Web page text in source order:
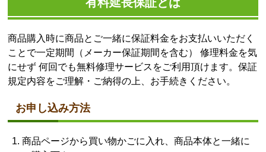
商品購入時に商品とご一緒に保証料金をお支払いいただく
ことで一定期間（メーカー保証期間を含む） 修理料金を気
にせず 何回でも無料修理サービスをご利用頂けます。保証
規定内容をご理解・ご納得の上、お手続きください。
お申し込み方法
商品ページから買い物かごに入れ、商品本体と一緒に